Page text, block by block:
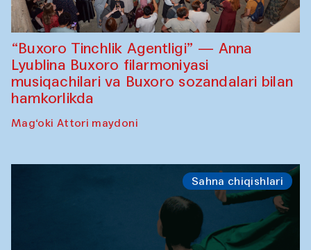
“Buxoro Tinchlik Agentligi” — Anna
Lyublina Buxoro filarmoniyasi
musiqachilari va Buxoro sozandalari bilan
hamkorlikda
Mag‘oki Attori maydoni
Sahna chiqishlari